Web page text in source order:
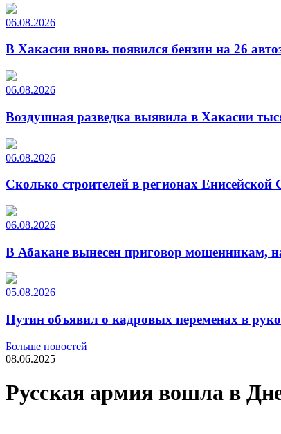
06.08.2026
В Хакасии вновь появился бензин на 26
06.08.2026
Воздушная разведка выявила в Хакасии
06.08.2026
Сколько строителей в регионах Енисейской
06.08.2026
В Абакане вынесен приговор мошенникам,
05.08.2026
Путин объявил о кадровых переменах в
Больше новостей
08.06.2025
Русская армия вошла в